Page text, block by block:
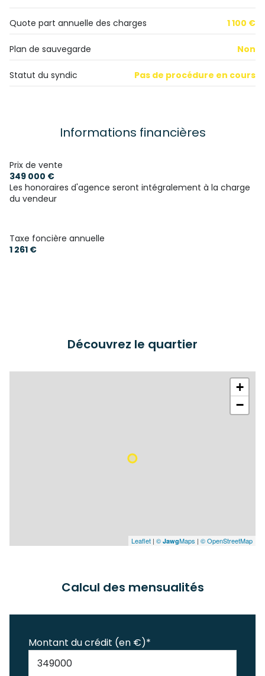
vue Plaine Du Forez
interphone
cellier
2.73 m²
Quote part annuelle des charges 1 100 €
Plan de sauvegarde Non
Statut du syndic Pas de procédure en cours
Informations financières
Prix de vente
349 000 €
Les honoraires d'agence seront intégralement à la charge
du vendeur
Taxe foncière annuelle
1 261 €
Découvrez le quartier
+
−
Leaflet | © JawgMaps | © OpenStreetMap
Calcul des mensualités
Montant du crédit (en €)*